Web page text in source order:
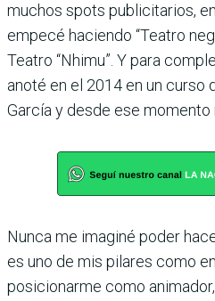
muchos spots publicitarios,
empecé haciendo “Teatro
Teatro “Nhimu”. Y para
anoté en el 2014 en un curso
García y desde ese
Nunca me imaginé poder
es uno de mis pilares como
posicionarme como